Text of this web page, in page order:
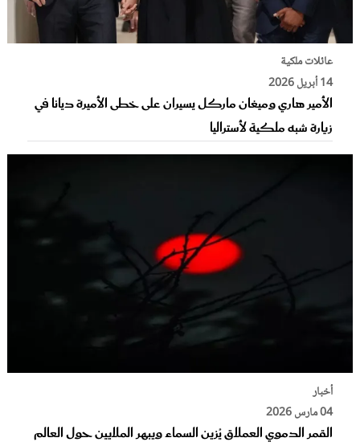
عائلات ملكية
14 أبريل 2026
الأمير هاري وميغان ماركل يسيران على خطى الأميرة ديانا في
زيارة شبه ملكية لأستراليا
أخبار
04 مارس 2026
القمر الدموي العملاق يُزين السماء ويبهر الملايين حول العالم